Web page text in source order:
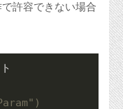
許容できない場合
)